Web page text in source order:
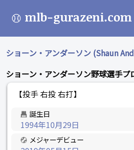
mlb-gurazeni.com
ショーン・アンダーソン (Shaun
ショーン・アンダーソン野球選手プ
【投手 右投 右打】
誕生日
1994年10月29日
メジャーデビュー